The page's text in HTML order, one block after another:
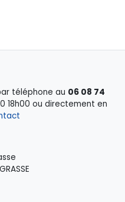
téléphone au 06 08 74
18h00 ou directement en